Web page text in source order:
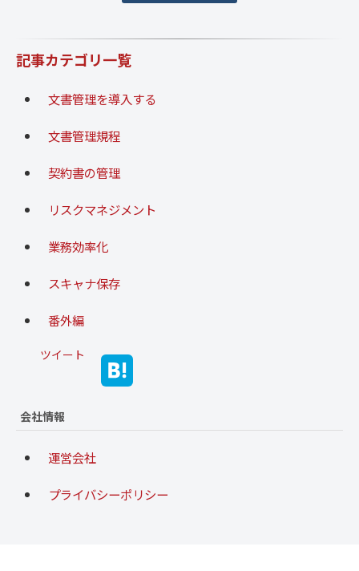
記事カテゴリ一覧
文書管理を導入する
文書管理規程
契約書の管理
リスクマネジメント
業務効率化
スキャナ保存
番外編
ツイート
会社情報
運営会社
プライバシーポリシー